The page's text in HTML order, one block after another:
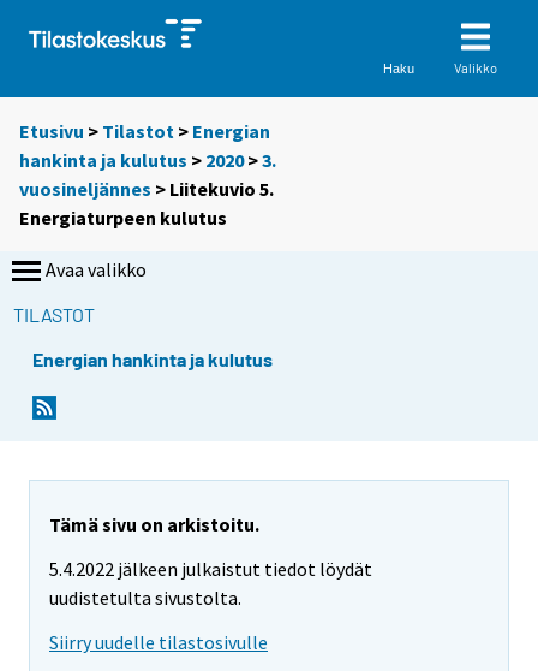
Haku Valikko
Etusivu > Tilastot > Energian
hankinta ja kulutus > 2020>3.
vuosineljännes > Liitekuvio 5.
Energiaturpeen kulutus
Avaa valikko
TILASTOT
Energian hankinta ja kulutus
Tämä sivu on arkistoitu.
5.4.2022 jälkeen julkaistut tiedot löydät
uudistetulta sivustolta.
Siirry uudelle tilastosivulle